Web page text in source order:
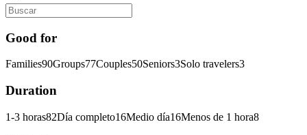
Good for
Families90Groups77Couples50Seniors3Solo travelers3
Duration
1-3 horas82Día completo16Medio día16Menos de 1 hora8